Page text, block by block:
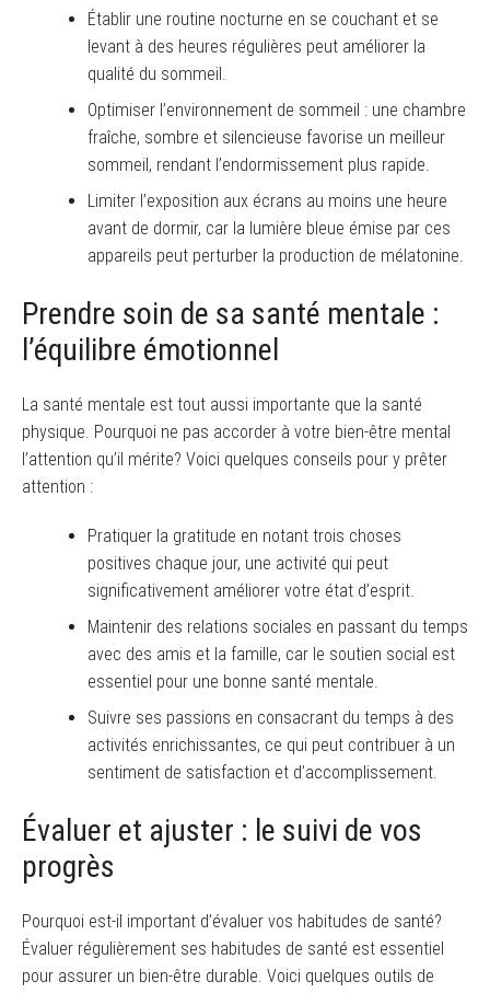
Établir une routine nocturne en se couchant et se
levant à des heures régulières peut améliorer la
qualité du sommeil.
Optimiser l’environnement de sommeil : une chambre
fraîche, sombre et silencieuse favorise un meilleur
sommeil, rendant l’endormissement plus rapide.
Limiter l’exposition aux écrans au moins une heure
avant de dormir, car la lumière bleue émise par ces
appareils peut perturber la production de mélatonine.
Prendre soin de sa santé mentale :
l’équilibre émotionnel
La santé mentale est tout aussi importante que la santé
physique. Pourquoi ne pas accorder à votre bien-être mental
l’attention qu’il mérite? Voici quelques conseils pour y prêter
attention :
Pratiquer la gratitude en notant trois choses
positives chaque jour, une activité qui peut
significativement améliorer votre état d’esprit.
Maintenir des relations sociales en passant du temps
avec des amis et la famille, car le soutien social est
essentiel pour une bonne santé mentale.
Suivre ses passions en consacrant du temps à des
activités enrichissantes, ce qui peut contribuer à un
sentiment de satisfaction et d’accomplissement.
Évaluer et ajuster : le suivi de vos
progrès
Pourquoi est-il important d’évaluer vos habitudes de santé?
Évaluer régulièrement ses habitudes de santé est essentiel
pour assurer un bien-être durable. Voici quelques outils de